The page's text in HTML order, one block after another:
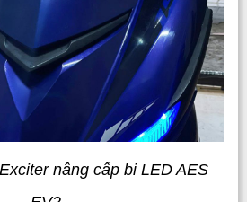
nâng cấp bi LED AES